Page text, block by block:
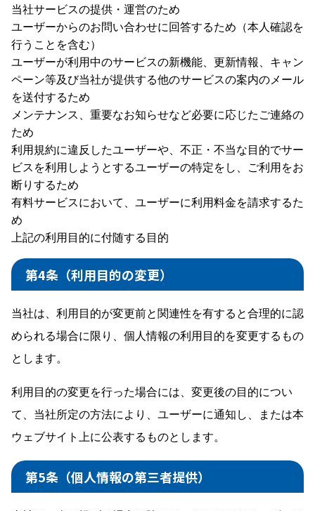
当社サービスの提供・運営のため
ユーザーからのお問い合わせに回答するため（本人確認を
行うことを含む）
ユーザーが利用中のサービスの新機能、更新情報、キャン
ペーン等及び当社が提供する他のサービスの案内のメール
を送付するため
メンテナンス、重要なお知らせなど必要に応じたご連絡の
ため
利用規約に違反したユーザーや、不正・不当な目的でサー
ビスを利用しようとするユーザーの特定をし、ご利用をお
断りするため
有料サービスにおいて、ユーザーに利用料金を請求するた
め
上記の利用目的に付随する目的
第4条（利用目的の変更）
当社は、利用目的が変更前と関連性を有すると合理的に認
められる場合に限り、個人情報の利用目的を変更するもの
とします。
利用目的の変更を行った場合には、変更後の目的につい
て、当社所定の方法により、ユーザーに通知し、または本
ウェブサイト上に公表するものとします。
第5条（個人情報の第三者提供）